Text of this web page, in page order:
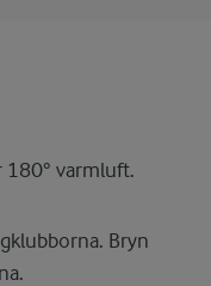
180° varmluft.
Bryn